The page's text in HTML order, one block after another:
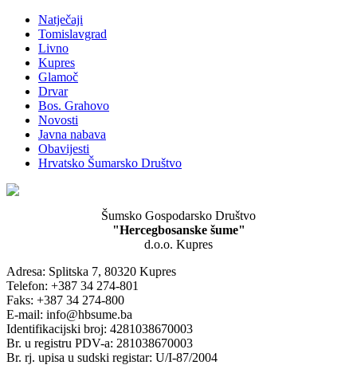
Natječaji
Tomislavgrad
Livno
Kupres
Glamoč
Drvar
Bos. Grahovo
Novosti
Javna nabava
Obavijesti
Hrvatsko Šumarsko Društvo
Šumsko Gospodarsko Društvo
"Hercegbosanske šume"
d.o.o. Kupres
Adresa: Splitska 7, 80320 Kupres
Telefon: +387 34 274-801
Faks: +387 34 274-800
E-mail: info@hbsume.ba
Identifikacijski broj: 4281038670003
Br. u registru PDV-a: 281038670003
Br. rj. upisa u sudski registar: U/I-87/2004